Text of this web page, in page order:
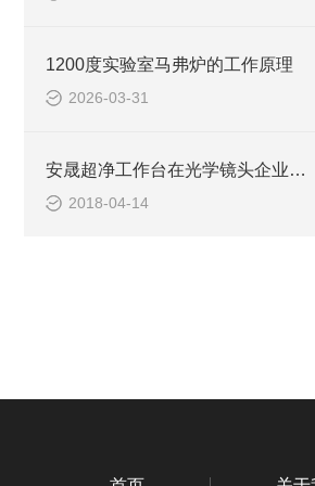
1200度实验室马弗炉的工作原理
2026-03-31
安晟超净工作台在光学镜头企业中的应用
2018-04-14